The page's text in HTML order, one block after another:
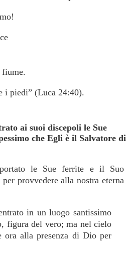
i piedi” (Luca 24:40).
ai suoi discepoli le Sue
che Egli è il Salvatore di
le Sue ferrite e il Suo
provvedere alla nostra eterna
in un luogo santissimo
figura del vero; ma nel cielo
ora alla presenza di Dio per